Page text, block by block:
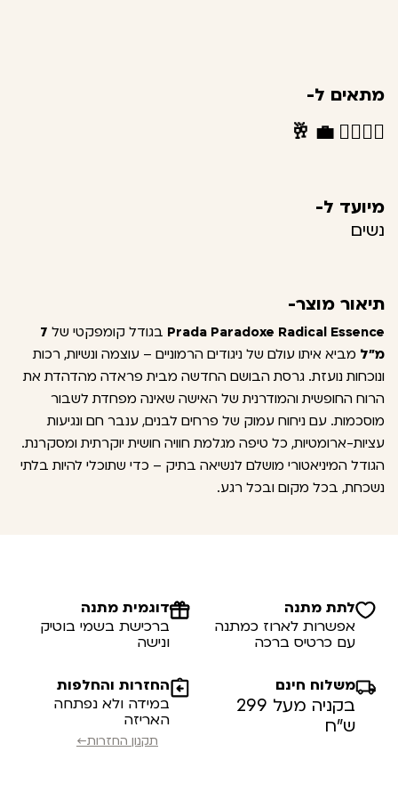
מתאים ל-
👩‍❤️‍💋‍👨
💼
🥂
מיועד ל-
נשים
תיאור מוצר-
Prada Paradoxe Radical Essence בגודל קומפקטי של 7
מ"ל מביא איתו עולם של ניגודים הרמוניים – עוצמה ונשיות, רכות
ונוכחות נועזת. גרסת הבושם החדשה מבית פראדה מהדהדת את
הרוח החופשית והמודרנית של האישה שאינה מפחדת לשבור
מוסכמות. עם ניחוח עמוק של פרחים לבנים, ענבר חם ונגיעות
עציות-ארומטיות, כל טיפה מגלמת חוויה חושית יוקרתית ומסקרנת.
הגודל המיניאטורי מושלם לנשיאה בתיק – כדי שתוכלי להיות בלתי
נשכחת, בכל מקום ובכל רגע.
לתת מתנה
אפשרות לארוז כמתנה
עם כרטיס ברכה
דוגמית מתנה
ברכישת בשמי בוטיק
ונישה
משלוח חינם
בקניה מעל 299
ש”ח
החזרות והחלפות
במידה ולא נפתחה
האריזה
תקנון החזרות←